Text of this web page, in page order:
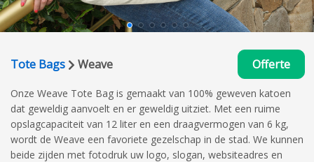
Tote Bags Weave Offerte
Onze Weave Tote Bag is gemaakt van 100% geweven katoen
dat geweldig aanvoelt en er geweldig uitziet. Met een ruime
opslagcapaciteit van 12 liter en een draagvermogen van 6 kg,
wordt de Weave een favoriete gezelschap in de stad. We kunnen
beide zijden met fotodruk uw logo, slogan, websiteadres en